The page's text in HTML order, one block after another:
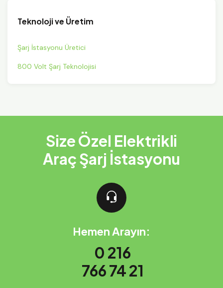
Teknoloji ve Üretim
Şarj İstasyonu Üretici
800 Volt Şarj Teknolojisi
Size Özel Elektrikli
Araç Şarj İstasyonu
Hemen Arayın:
0 216
766 74 21